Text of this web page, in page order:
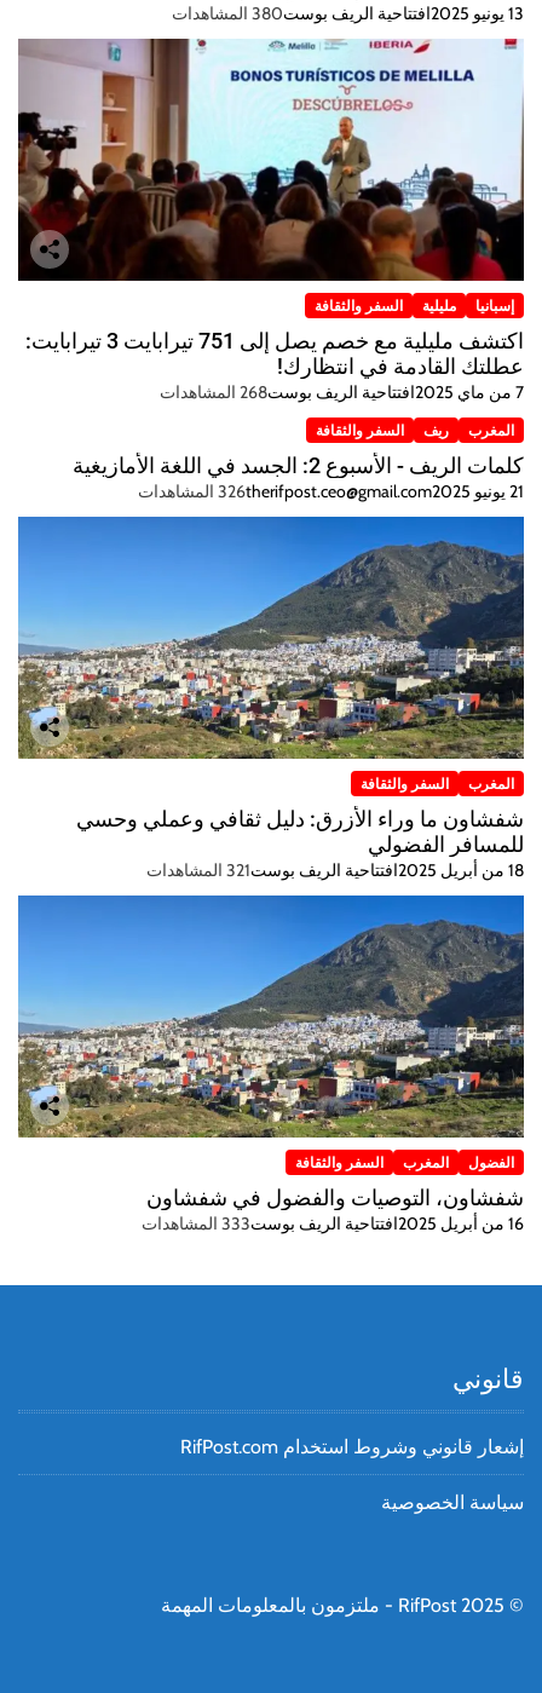
13 يونيو 2025 افتتاحية الريف بوست380 المشاهدات
إسبانيا مليلية السفر والثقافة
اكتشف مليلية مع خصم يصل إلى 751 تيرابايت 3 تيرابايت:
عطلتك القادمة في انتظارك!
7 من ماي 2025 افتتاحية الريف بوست268 المشاهدات
المغرب ريف السفر والثقافة
كلمات الريف - الأسبوع 2: الجسد في اللغة الأمازيغية
21 يونيو 2025 therifpost.ceo@gmail.com326 المشاهدات
المغرب السفر والثقافة
شفشاون ما وراء الأزرق: دليل ثقافي وعملي وحسي
للمسافر الفضولي
18 من أبريل 2025 افتتاحية الريف بوست321 المشاهدات
الفضول المغرب السفر والثقافة
شفشاون، التوصيات والفضول في شفشاون
16 من أبريل 2025 افتتاحية الريف بوست333 المشاهدات
قانوني
إشعار قانوني وشروط استخدام RifPost.com
سياسة الخصوصية
© RifPost 2025 - ملتزمون بالمعلومات المهمة